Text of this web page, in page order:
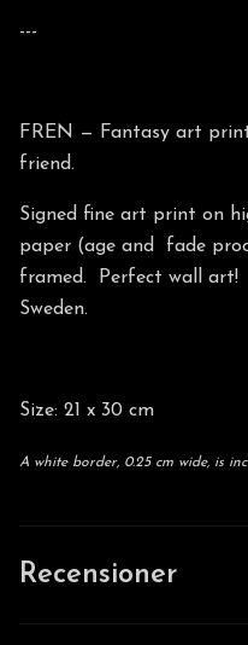
---
FREN — Fantasy art
friend.
Signed fine art print on
paper (age and fade
framed. Perfect wall
Sweden.
Size: 21 x
A white border, 0.25 cm wide, is
Recensioner